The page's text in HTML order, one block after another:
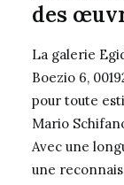
des
La galerie
Boezio 6,
pour toute
Mario
Avec une
une